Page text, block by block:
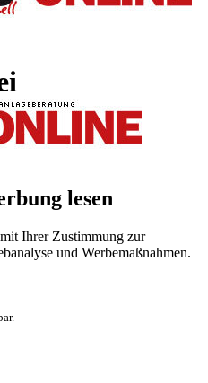
lesen
Ihrer Zustimmung zur
und Werbemaßnahmen.